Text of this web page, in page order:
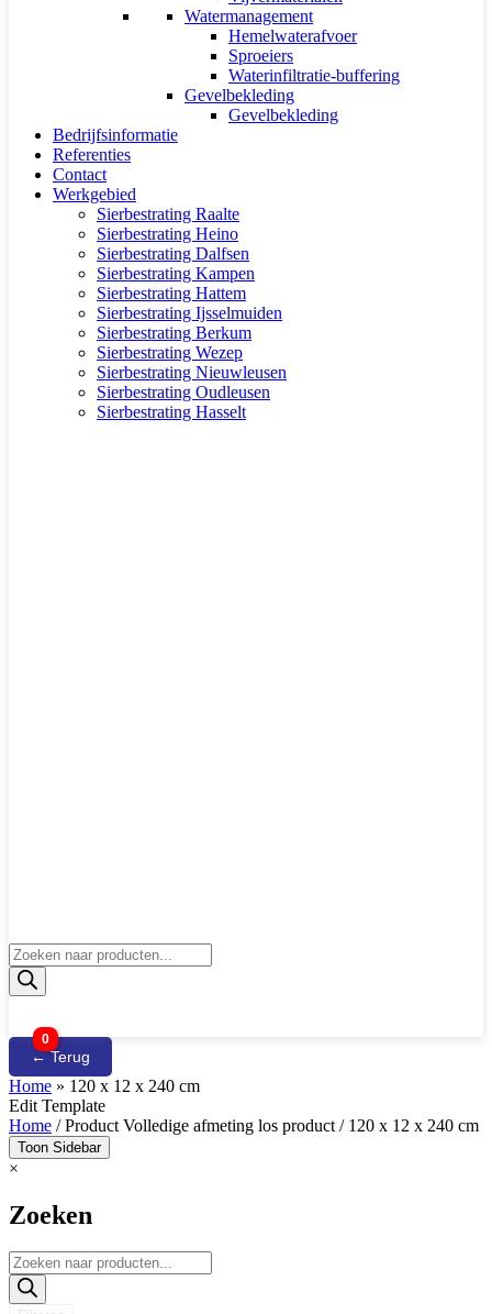
Watermanagement
Hemelwaterafvoer
Sproeiers
Waterinfiltratie-buffering
Gevelbekleding
Gevelbekleding
Bedrijfsinformatie
Referenties
Contact
Werkgebied
Sierbestrating Raalte
Sierbestrating Heino
Sierbestrating Dalfsen
Sierbestrating Kampen
Sierbestrating Hattem
Sierbestrating Ijsselmuiden
Sierbestrating Berkum
Sierbestrating Wezep
Sierbestrating Nieuwleusen
Sierbestrating Oudleusen
Sierbestrating Hasselt
Producten
zoeken
0
← Terug
Home » 120 x 12 x 240 cm
Edit Template
Home / Product Volledige afmeting los product / 120 x 12 x 240 cm
Toon Sidebar
×
Zoeken
Producten
zoeken